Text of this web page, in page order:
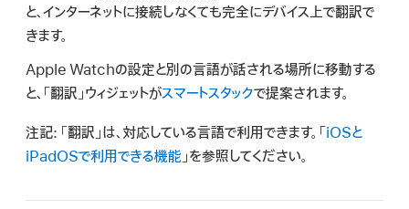
検
索
と、インターネットに接続しなくても完全にデバイス上で翻訳で
きます。
Apple Watchの設定と別の言語が話される場所に移動する
と、「翻訳」ウィジェットがスマートスタックで提案されます。
注記: 「翻訳」は、対応している言語で利用できます。「 iOSと
iPadOSで利用できる機能」を参照してください。